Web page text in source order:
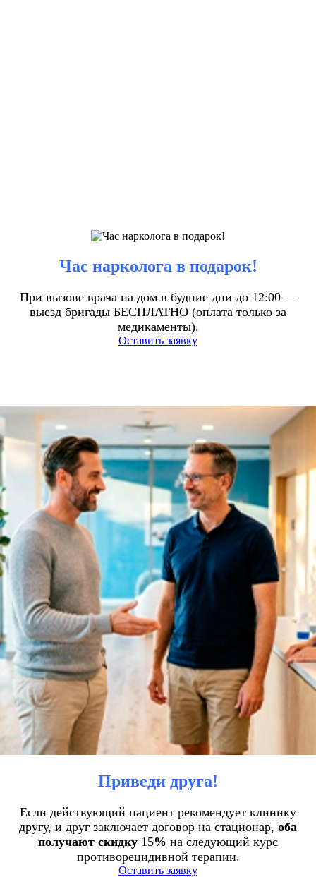
Час нарколога в подарок!
При вызове врача на дом в будние дни до 12:00 —
выезд бригады БЕСПЛАТНО (оплата только за
медикаменты).
Оставить заявку
Приведи друга!
Если действующий пациент рекомендует клинику
другу, и друг заключает договор на стационар, оба
получают скидку 15% на следующий курс
противорецидивной терапии.
Оставить заявку